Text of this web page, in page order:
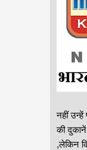
नहीं
की
,लेकिन